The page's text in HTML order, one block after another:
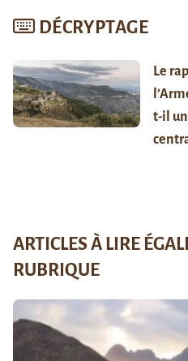
DÉCRYPTAGE
Le
t-il
ARTICLES À LIRE
RUBRIQUE